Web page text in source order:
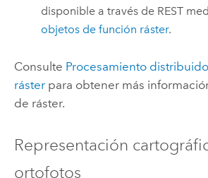
disponible a través de REST
objetos de función ráster.
Consulte Procesamiento
rásterpara obtener más
de ráster.
Representación
ortofotos